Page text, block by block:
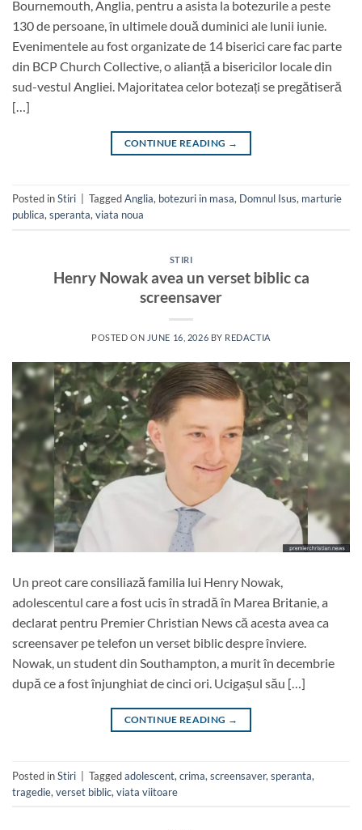
Bournemouth, Anglia, pentru a asista la botezurile a peste
130 de persoane, în ultimele două duminici ale lunii iunie.
Evenimentele au fost organizate de 14 biserici care fac parte
din BCP Church Collective, o alianță a bisericilor locale din
sud-vestul Angliei. Majoritatea celor botezați se pregătiseră
[…]
CONTINUE READING →
Posted inStiri TaggedAnglia, botezuri in masa, Domnul Isus, marturie
publica, speranta, viata noua
STIRI
Henry Nowak avea un verset biblic ca
screensaver
POSTED ON JUNE 16, 2026 BY REDACTIA
Un preot care consiliază familia lui Henry Nowak,
adolescentul care a fost ucis în stradă în Marea Britanie, a
declarat pentru Premier Christian News că acesta avea ca
screensaver pe telefon un verset biblic despre înviere.
Nowak, un student din Southampton, a murit în decembrie
după ce a fost înjunghiat de cinci ori. Ucigașul său […]
CONTINUE READING →
Posted inStiri Taggedadolescent, crima, screensaver, speranta,
tragedie, verset biblic, viata viitoare